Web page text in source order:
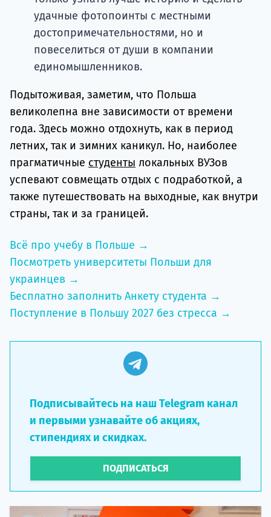
удачные фотопоинты с местными
достопримечательностями, но и
повеселиться от души в компании
единомышленников.
Подытоживая, заметим, что Польша
великолепна вне зависимости от времени
года. Здесь можно отдохнуть, как в период
летних, так и зимних каникул. Но, наиболее
прагматичные студенты локальных ВУЗов
успевают совмещать отдых с подработкой, а
также путешествовать на выходные, как внутри
страны, так и за границей.
Всё про учебу в Польше →
Посмотреть университеты Польши для
украинцев →
Бесплатно заполнить Анкету студента →
Поступление в Польшу 2027 без стресса →
Подписывайтесь на наш Telegram канал
и первыми узнавайте об акциях,
стипендиях и скидках.
ПОДПИСАТЬСЯ